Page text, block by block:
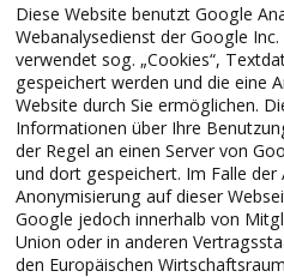
Diese Website benutzt Google
Webanalysedienst der Google
verwendet sog. „Cookies“,
gespeichert werden und die eine
Website durch Sie ermöglichen.
Informationen über Ihre
der Regel an einen Server von
und dort gespeichert. Im Falle der
Anonymisierung auf dieser
Google jedoch innerhalb von
Union oder in anderen
den Europäischen